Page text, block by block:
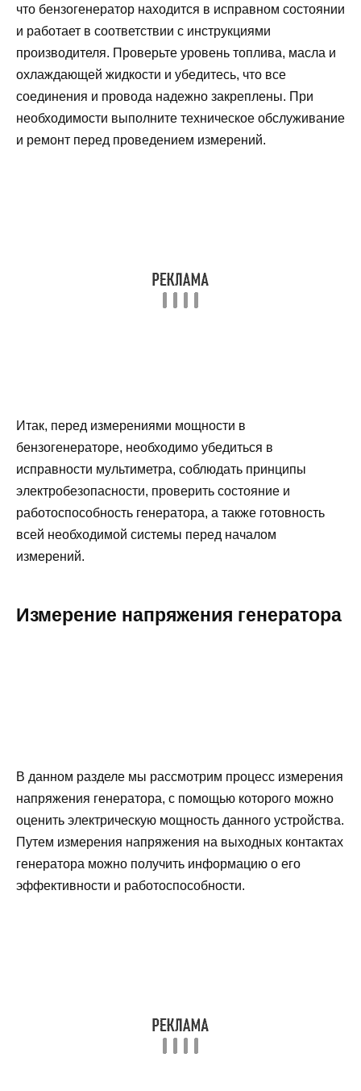
что бензогенератор находится в исправном состоянии
и работает в соответствии с инструкциями
производителя. Проверьте уровень топлива, масла и
охлаждающей жидкости и убедитесь, что все
соединения и провода надежно закреплены. При
необходимости выполните техническое обслуживание
и ремонт перед проведением измерений.
Итак, перед измерениями мощности в
бензогенераторе, необходимо убедиться в
исправности мультиметра, соблюдать принципы
электробезопасности, проверить состояние и
работоспособность генератора, а также готовность
всей необходимой системы перед началом
измерений.
Измерение напряжения генератора
В данном разделе мы рассмотрим процесс измерения
напряжения генератора, с помощью которого можно
оценить электрическую мощность данного устройства.
Путем измерения напряжения на выходных контактах
генератора можно получить информацию о его
эффективности и работоспособности.